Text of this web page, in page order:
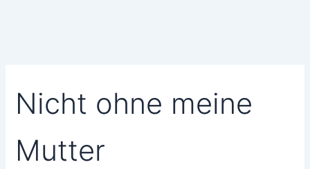
Nicht ohne meine
Mutter